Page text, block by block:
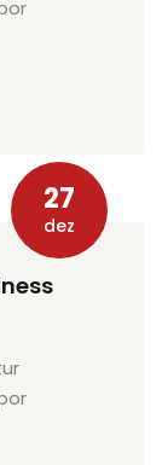
27
dez